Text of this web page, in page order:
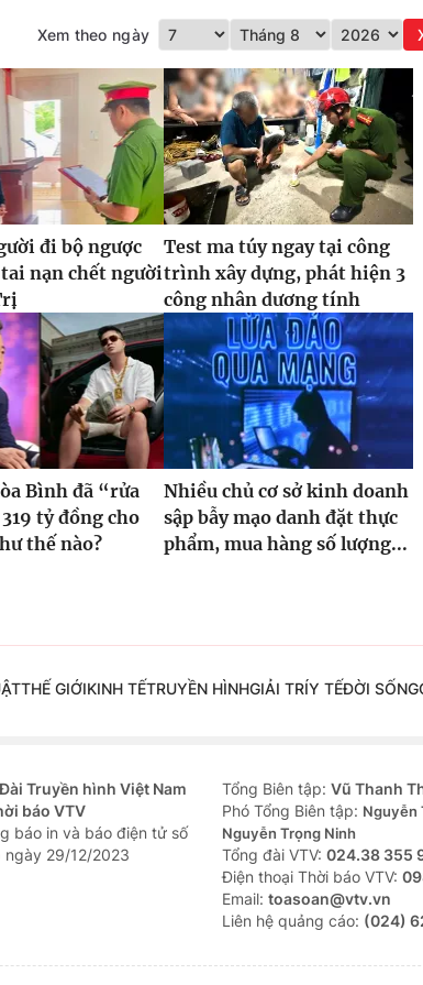
Xem theo ngày
đi bộ ngược
nạn chết người
Test ma túy ngay tại công
trình xây dựng, phát hiện 3
công nhân dương tính
Bình đã “rửa
tỷ đồng cho
thế nào?
Nhiều chủ cơ sở kinh doanh
sập bẫy mạo danh đặt thực
phẩm, mua hàng số lượng...
THẾ GIỚIKINH TẾTRUYỀN HÌNHGIẢI TRÍY TẾĐỜI SỐNG
Đài Truyền hình Việt Nam
báo VTV
báo in và báo điện tử số
ngày 29/12/2023
Tổng Biên tập: Vũ Thanh
Phó Tổng Biên tập: Nguyễn
Nguyễn Trọng Ninh
Tổng đài VTV: 024.38 355
Ðiện thoại Thời báo VTV:
Email: toasoan@vtv.vn
Liên hệ quảng cáo: (024)